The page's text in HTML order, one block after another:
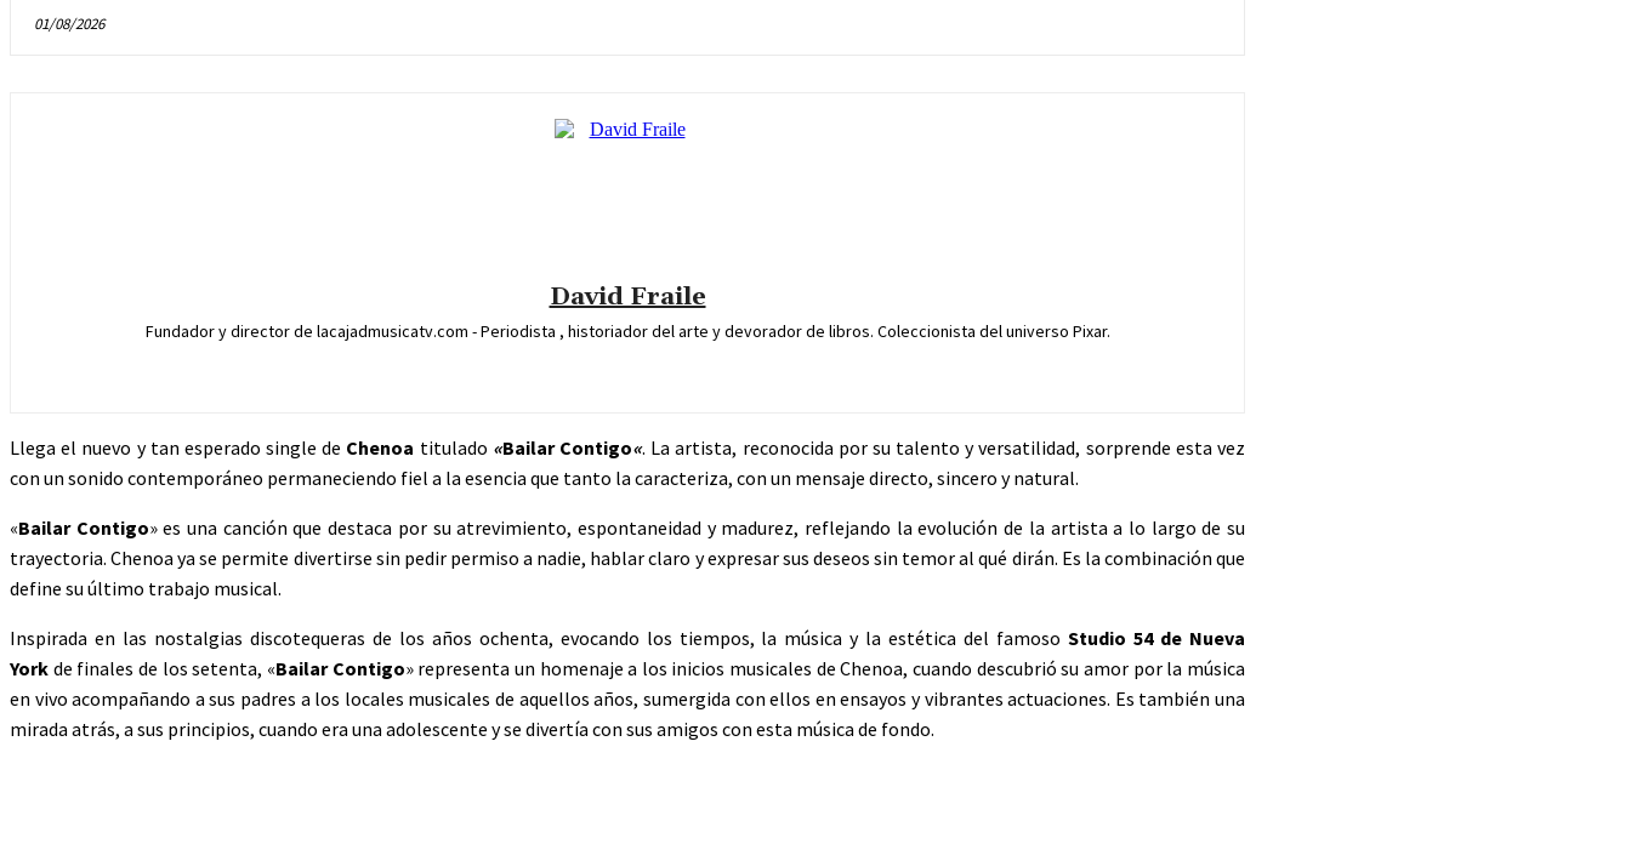
01/08/2026
David Fraile
Fundador y director de lacajadmusicatv.com - Periodista , historiador del arte y devorador de libros. Coleccionista del universo Pixar.
Llega el nuevo y tan esperado single de Chenoa titulado «Bailar Contigo«. La artista, reconocida por su talento y versatilidad, sorprende esta vez
con un sonido contemporáneo permaneciendo fiel a la esencia que tanto la caracteriza, con un mensaje directo, sincero y natural.
«Bailar Contigo» es una canción que destaca por su atrevimiento, espontaneidad y madurez, reflejando la evolución de la artista a lo largo de su
trayectoria. Chenoa ya se permite divertirse sin pedir permiso a nadie, hablar claro y expresar sus deseos sin temor al qué dirán. Es la combinación que
define su último trabajo musical.
Inspirada en las nostalgias discotequeras de los años ochenta, evocando los tiempos, la música y la estética del famoso Studio 54 de Nueva
York de finales de los setenta, «Bailar Contigo» representa un homenaje a los inicios musicales de Chenoa, cuando descubrió su amor por la música
en vivo acompañando a sus padres a los locales musicales de aquellos años, sumergida con ellos en ensayos y vibrantes actuaciones. Es también una
mirada atrás, a sus principios, cuando era una adolescente y se divertía con sus amigos con esta música de fondo.